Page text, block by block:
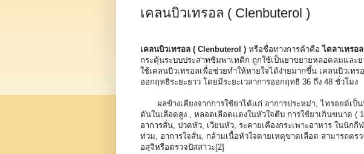
เคลนบิวเทรอล ( Clenbuterol )
เคลนบิวเทรอล ( Clenbuterol ) หรือชื่อทางการค้าคือ ไดลาเทรอ
กระตุ้นระบบประสาทซิมพาเทติก ถูกใช้เป็นยาขยายหลอดลมและ
ใช้เคลนบิวเทรอลเพื่อช่วยทำให้หายใจได้ง่ายมากขึ้น เคลนบิวเท
ออกฤทธิระยะยาว โดยมีระยะเวลาการออกฤทธิ 36 ถึง 48 ชั่วโมง
ผลข้างเคียงจากการใช้ยาได้แก่ อาการประหม่า, ไทรอยด์เป็น
ดันในเลือดสูง , หลอดเลือดแดงในหัวใจตีบ การใช้ยาเกินขนาด (
อาการสั่น, ปวดหัว, เวียนหัว, ระคายเคืองกระเพาะอาหาร ในนักกี
ท่วม, อาการใจสั่น, กล้ามเนื้อหัวใจตายเหตุขาดเลือด สามารถตร
อสุจิหรือตรวจปัสสาวะ[2]